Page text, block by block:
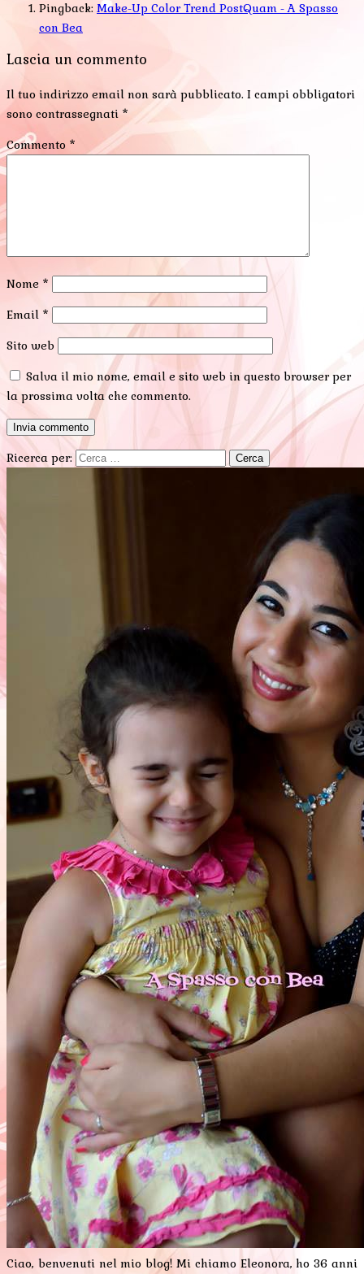
Pingback: Make-Up Color Trend PostQuam - A Spasso
con Bea
Lascia un commento
Il tuo indirizzo email non sarà pubblicato. I campi obbligatori
sono contrassegnati *
Commento *
Nome *
Email *
Sito web
Salva il mio nome, email e sito web in questo browser per
la prossima volta che commento.
Ricerca per:
Ciao, benvenuti nel mio blog! Mi chiamo Eleonora, ho 36 anni